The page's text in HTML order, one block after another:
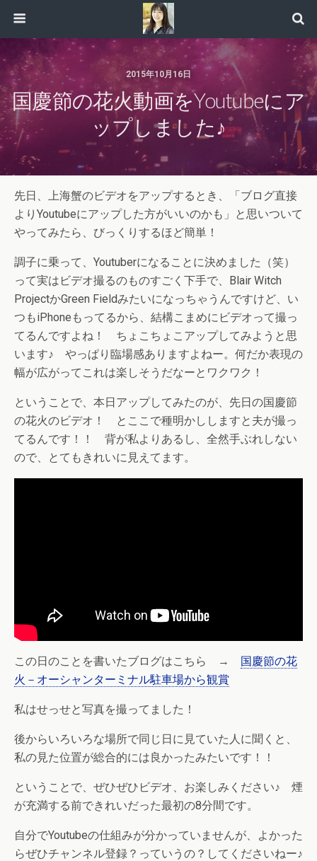
2015年10月16日
国慶節の花火動画をYoutubeにア
ップしました♪
先日、上海蟹のビデオをアップするとき、「ブログ直接
よりYoutubeにアップした方がいいのかも」と思いついて
やってみたら、びっくりするほど簡単！
調子に乗って、Youtuberになることに決めました（笑）
って実はビデオ撮るのものすごく下手で、Blair Witch
ProjectかGreen Fieldみたいになっちゃうんですけど、い
つもiPhoneもってるから、結構こまめにビデオって撮っ
てるんですよね！ ちょこちょこアップしてみようと思
います♪ やっぱり臨場感ありますよねー。何だか表現の
幅が広がってこれは楽しそうだなーとワクワク！
ということで、本日アップしてみたのが、先日の国慶節
の花火のビデオ！ とここで種明かししますと夫が撮っ
てるんです！！ 背が私よりあるし、全然手ぶれしない
ので、とてもきれいに見えてます。
この日のことを書いたブログはこちら → 国慶節の花
火－オーシャンターミナル駐車場から観賞
私はせっせと写真を撮ってました！
後からいろいろな場所で同じ日に見ていた人に聞くと、
私の見た位置が総合的には良かったみたいです！！
ということで、ぜひぜひビデオ、お楽しみください♪ 煙
が充満する前できれいだった最初の8分間です。
自分でYoutubeの仕組みが分かっていませんが、よかった
らぜひチャンネル登録？っていうの？してくださいねー♪